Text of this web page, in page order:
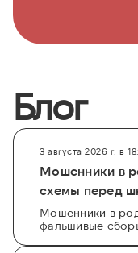
Блог
3 августа 2026 г. в
Мошенники в
схемы перед
Мошенники в
фальшивые